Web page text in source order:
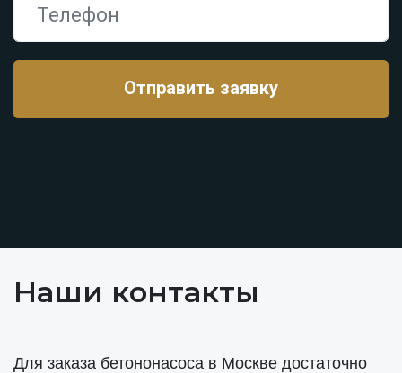
Наши контакты
Для заказа бетононасоса в Москве достаточно